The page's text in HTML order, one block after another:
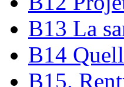
B13 La
B14
B15.